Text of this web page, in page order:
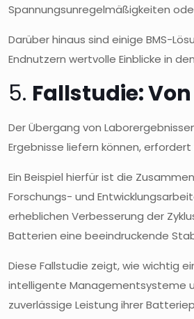
Spannungsunregelmäßigkeiten
Darüber hinaus sind einige BMS-
Endnutzern wertvolle Einblicke in
5. Fallstudie:
Der Übergang von
Ergebnisse liefern können,
Ein Beispiel hierfür ist die
Forschungs- und
erheblichen Verbesserung der
Batterien eine beeindruckende
Diese Fallstudie zeigt, wie wichtig
intelligente Managementsysteme
zuverlässige Leistung ihrer